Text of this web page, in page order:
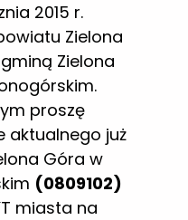
2015 r.
Zielona
Zielona
proszę
aktualnego już
Góra w
(0809102)
miasta na